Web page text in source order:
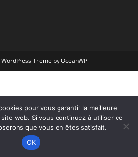
Theme by OceanWP
pour vous garantir la meilleure
web. Si vous continuez à utiliser ce
que vous en êtes satisfait.
OK